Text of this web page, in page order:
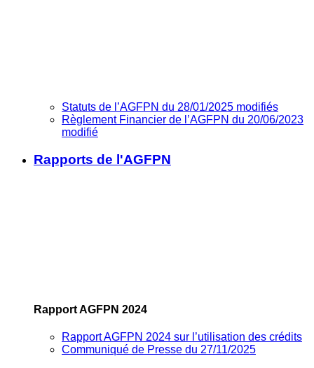
Statuts de l’AGFPN du 28/01/2025 modifiés
Règlement Financier de l’AGFPN du 20/06/2023
modifié
Rapports de l'AGFPN
Rapport AGFPN 2024
Rapport AGFPN 2024 sur l’utilisation des crédits
Communiqué de Presse du 27/11/2025